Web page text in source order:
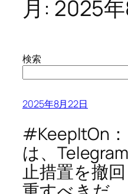
月: 2025年
検索
2025年8月22日
#KeepItOn
は、
止措置を撤